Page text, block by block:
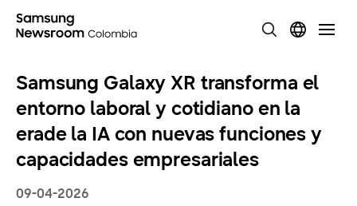
Samsung Galaxy XR transforma el
entorno laboral y cotidiano en la
erade la IA con nuevas funciones y
capacidades empresariales
09-04-2026